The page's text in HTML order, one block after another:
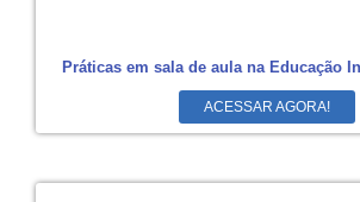
Práticas em sala de aula na Educação
ACESSAR AGORA!